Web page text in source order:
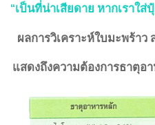
“เป็นที่น่าเสียดาย หากเราใ
ผลการวิเคราะห์ใบมะพร้า
แสดงถึงความต้องการธาตุอ